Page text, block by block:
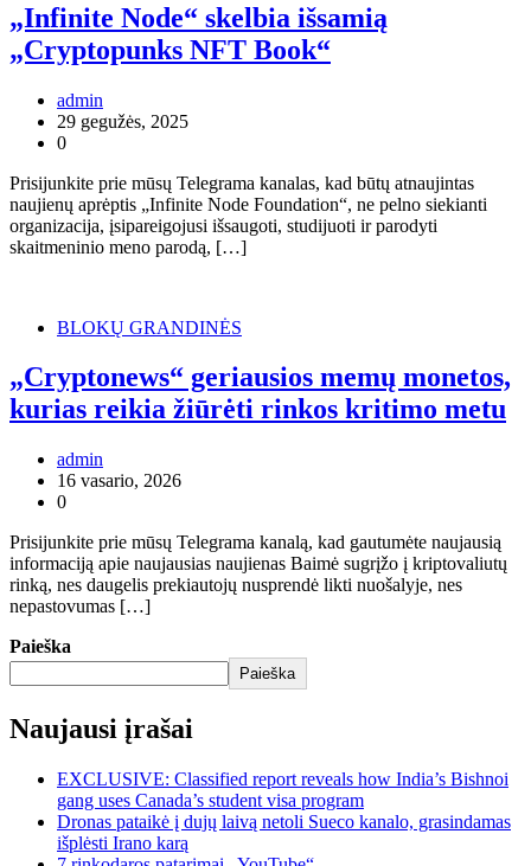
„Infinite Node“ skelbia išsamią
„Cryptopunks NFT Book“
admin
29 gegužės, 2025
0
Prisijunkite prie mūsų Telegrama kanalas, kad būtų atnaujintas
naujienų aprėptis „Infinite Node Foundation“, ne pelno siekianti
organizacija, įsipareigojusi išsaugoti, studijuoti ir parodyti
skaitmeninio meno parodą, […]
BLOKŲ GRANDINĖS
„Cryptonews“ geriausios memų monetos,
kurias reikia žiūrėti rinkos kritimo metu
admin
16 vasario, 2026
0
Prisijunkite prie mūsų Telegrama kanalą, kad gautumėte naujausią
informaciją apie naujausias naujienas Baimė sugrįžo į kriptovaliutų
rinką, nes daugelis prekiautojų nusprendė likti nuošalyje, nes
nepastovumas […]
Paieška
Paieška
Naujausi įrašai
EXCLUSIVE: Classified report reveals how India’s Bishnoi
gang uses Canada’s student visa program
Dronas pataikė į dujų laivą netoli Sueco kanalo, grasindamas
išplėsti Irano karą